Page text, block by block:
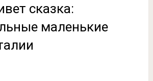
сказка:
маленькие